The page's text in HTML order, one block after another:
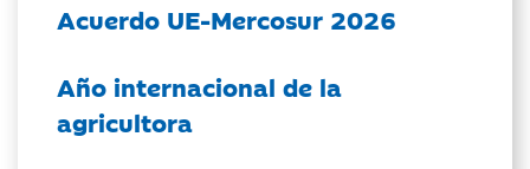
Acuerdo UE-Mercosur 2026
Año internacional de la
agricultora